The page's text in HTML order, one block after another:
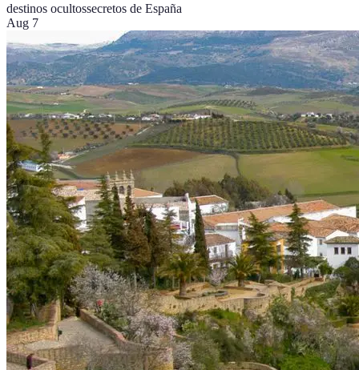
destinos ocultossecretos de España
Aug 7